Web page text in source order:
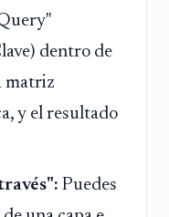
dentro de
matriz
y el resultado
Puedes